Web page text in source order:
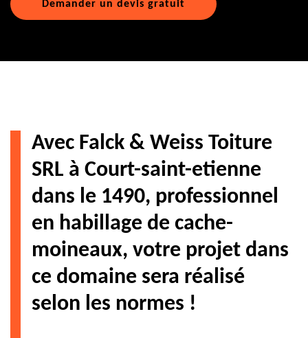
Demander un devis gratuit
Avec Falck & Weiss Toiture
SRL à Court-saint-etienne
dans le 1490, professionnel
en habillage de cache-
moineaux, votre projet dans
ce domaine sera réalisé
selon les normes !